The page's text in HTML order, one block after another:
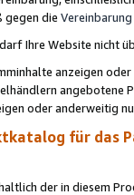
gegen die Vereinbarung
Ihre Website nicht
anzeigen
oder anderweitig
für das
der in diesem